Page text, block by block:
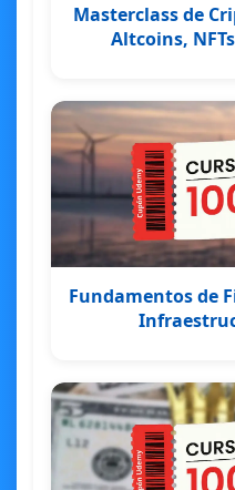
Masterclass de
Altcoins,
Fundamentos de